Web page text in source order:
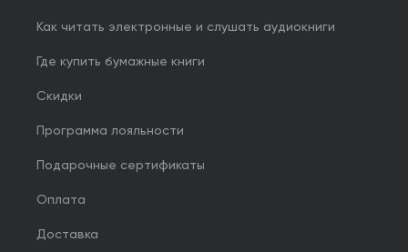
Как читать электронные и слушать аудиокниги
Где купить бумажные книги
Скидки
Программа лояльности
Подарочные сертификаты
Оплата
Доставка